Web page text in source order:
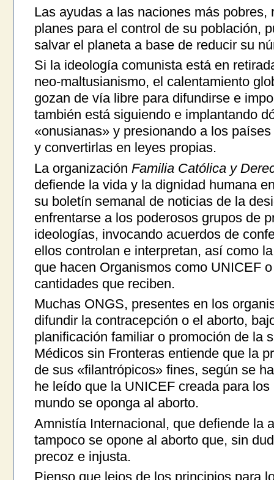
Las ayudas a las naciones más pobres,
planes para el control de su población,
salvar el planeta a base de reducir su
Si la ideología comunista está en
neo-maltusianismo, el calentamiento
gozan de vía libre para difundirse e
también está siguiendo e implantando
«onusianas» y presionando a los
y convertirlas en leyes propias.
La organización Familia Católica y
defiende la vida y la dignidad humana
su boletín semanal de noticias de la
enfrentarse a los poderosos grupos de
ideologías, invocando acuerdos de
ellos controlan e interpretan, así como
que hacen Organismos como UNICEF
cantidades que reciben.
Muchas ONGS, presentes en los
difundir la contracepción o el aborto,
planificación familiar o promoción de la
Médicos sin Fronteras entiende que la
de sus «filantrópicos» fines, según se
he leído que la UNICEF creada para
mundo se oponga al aborto.
Amnistía Internacional, que defiende la
tampoco se opone al aborto que, sin
precoz e injusta.
Pienso que lejos de los principios para